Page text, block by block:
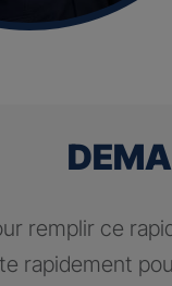
remplir ce
rapidement